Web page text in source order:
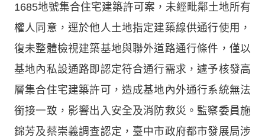
1685地號集合住宅建築許可案，未經毗鄰土地所有
權人同意，逕於他人土地指定建築線供通行使用，
復未整體檢視建築基地與聯外道路通行條件，僅以
基地內私設通路即認定符合通行需求，遽予核發高
層集合住宅建築許可，造成基地內外通行系統無法
銜接一致，影響出入安全及消防救災。監察委員施
錦芳及蔡崇義調查認定，臺中市政府都市發展局涉